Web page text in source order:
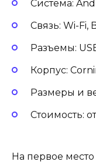
Система:
Связь: Wi-Fi,
Разъемы:
Корпус:
Размеры и
Стоимость:
На первое место